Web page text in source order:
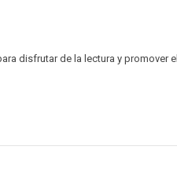
disfrutar de la lectura y promover el